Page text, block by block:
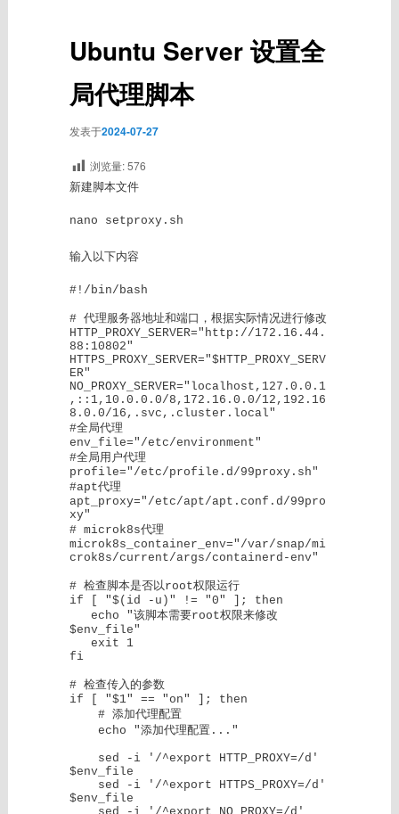
Ubuntu Server 设置全
局代理脚本
发表于2024-07-27
浏览量:576
新建脚本文件
nano setproxy.sh
输入以下内容
#!/bin/bash
# 代理服务器地址和端口，根据实际情况进行修改
HTTP_PROXY_SERVER="http://172.16.44.
88:10802"
HTTPS_PROXY_SERVER="$HTTP_PROXY_SERV
ER"
NO_PROXY_SERVER="localhost,127.0.0.1
,::1,10.0.0.0/8,172.16.0.0/12,192.16
8.0.0/16,.svc,.cluster.local"
#全局代理
env_file="/etc/environment"
#全局用户代理
profile="/etc/profile.d/99proxy.sh"
#apt代理
apt_proxy="/etc/apt/apt.conf.d/99pro
xy"
# microk8s代理
microk8s_container_env="/var/snap/mi
crok8s/current/args/containerd-env"
# 检查脚本是否以root权限运行
if [ "$(id -u)" != "0" ]; then
   echo "该脚本需要root权限来修改
$env_file"
   exit 1
fi
# 检查传入的参数
if [ "$1" == "on" ]; then
    # 添加代理配置
    echo "添加代理配置..."
$env_file
$env_file